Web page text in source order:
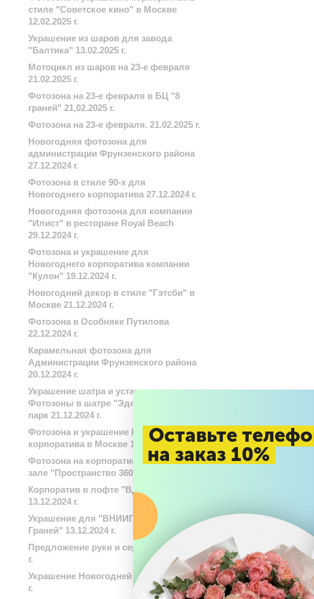
стиле "Советское кино" в Москве
12.02.2025 г.
Украшение из шаров для завода
"Балтика" 13.02.2025 г.
Мотоцикл из шаров на 23-е февраля
21.02.2025 г.
Фотозона на 23-е февраля в БЦ "8
граней" 21,02.2025 г.
Фотозона на 23-е февраля. 21.02.2025 г.
Новогодняя фотозона для
администрации Фрунзенского района
27.12.2024 г.
Фотозона в стиле 90-х для
Новогоднего корпоратива 27.12.2024 г.
Новогодняя фотозона для компании
"Илист" в ресторане Royal Beach
29.12.2024 г.
Фотозона и украшение для
Новогоднего корпоратива компании
"Кулон" 19.12.2024 г.
Новогодний декор в стиле "Гэтсби" в
Москве 21.12.2024 г.
Фотозона в Особняке Путилова
22.12.2024 г.
Карамельная фотозона для
Администрации Фрунзенского района
20.12.2024 г.
Украшение шатра и установка
Фотозоны в шатре "Эдельвейс"-Охта
парк 21.12.2024 г.
Фотозона и украшение Новогоднего
корпоратива в Москве 17.12.2024 г.
Фотозона на корпоратив в банкетном
зале "Пространство 360". 17.12.2024 г.
Корпоратив в лофте "Вдохновение"
13.12.2024 г.
Украшение для "ВНИИГАЗ" Бц "8
Граней" 13.12.2024 г.
Предложение руки и сердца 13.12.2024
г.
Украшение Новогодней елки 03.12.2024
г.
Оставьте
на заказ 10%